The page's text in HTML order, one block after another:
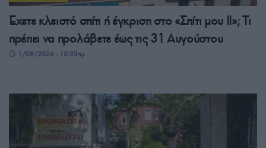
Έχετε κλειστό σπίτι ή έγκριση στο «Σπίτι μου ΙΙ»; Τι
πρέπει να προλάβετε έως τις 31 Αυγούστου
1/08/2026 - 10:33πμ